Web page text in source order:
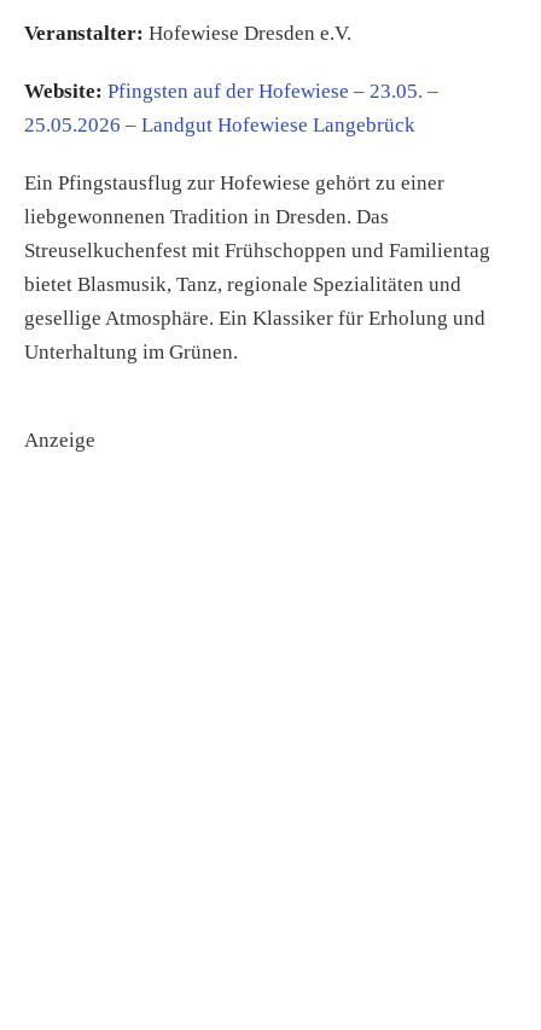
Veranstalter: Hofewiese Dresden e.V.
Website: Pfingsten auf der Hofewiese – 23.05. –
25.05.2026 – Landgut Hofewiese Langebrück
Ein Pfingstausflug zur Hofewiese gehört zu einer
liebgewonnenen Tradition in Dresden. Das
Streuselkuchenfest mit Frühschoppen und Familientag
bietet Blasmusik, Tanz, regionale Spezialitäten und
gesellige Atmosphäre. Ein Klassiker für Erholung und
Unterhaltung im Grünen.
Anzeige